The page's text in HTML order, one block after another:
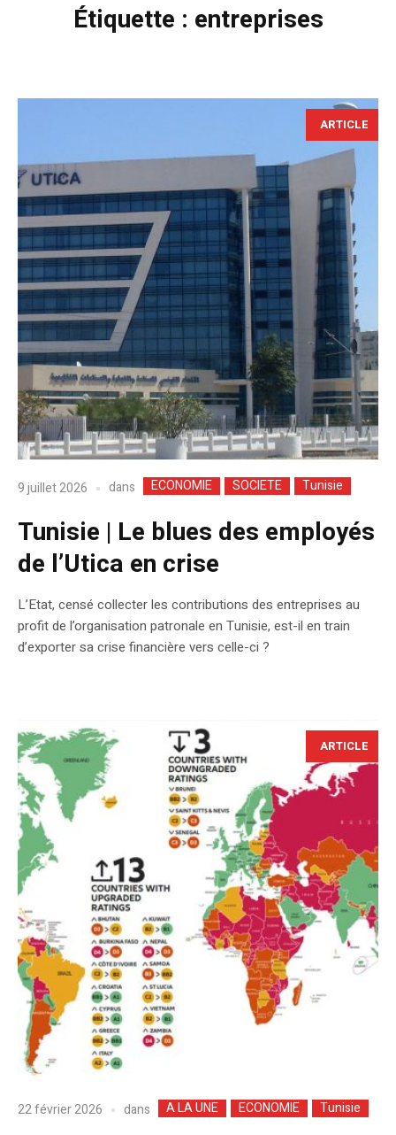
Étiquette : entreprises
ARTICLE
9 juillet 2026 dans ECONOMIE SOCIETE Tunisie
Tunisie | Le blues des employés
de l’Utica en crise
L’Etat, censé collecter les contributions des entreprises au
profit de l’organisation patronale en Tunisie, est-il en train
d’exporter sa crise financière vers celle-ci ?
ARTICLE
22 février 2026 dans A LA UNE ECONOMIE Tunisie